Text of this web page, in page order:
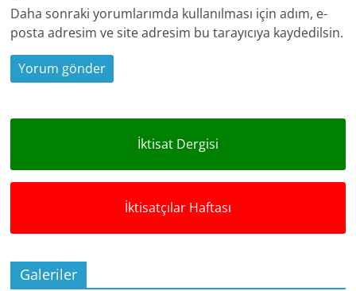
Daha sonraki yorumlarımda kullanılması için adım, e-
posta adresim ve site adresim bu tarayıcıya kaydedilsin.
İktisat Dergisi
İktisatçılar Haftası
Galeriler